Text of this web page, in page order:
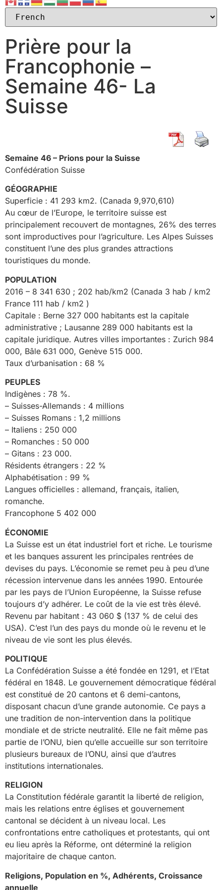
Prière pour la
Francophonie –
Semaine 46- La
Suisse
Semaine 46 – Prions pour la Suisse
Confédération Suisse
GÉOGRAPHIE
Superficie : 41 293 km2. (Canada 9,970,610)
Au cœur de l’Europe, le territoire suisse est
principalement recouvert de montagnes, 26% des terres
sont improductives pour l’agriculture. Les Alpes Suisses
constituent l’une des plus grandes attractions
touristiques du monde.
POPULATION
2016 – 8 341 630 ; 202 hab/km2 (Canada 3 hab / km2
France 111 hab / km2 )
Capitale : Berne 327 000 habitants est la capitale
administrative ; Lausanne 289 000 habitants est la
capitale juridique. Autres villes importantes : Zurich 984
000, Bâle 631 000, Genève 515 000.
Taux d’urbanisation : 68 %
PEUPLES
Indigènes : 78 %.
– Suisses-Allemands : 4 millions
– Suisses Romans : 1,2 millions
– Italiens : 250 000
– Romanches : 50 000
– Gitans : 23 000.
Résidents étrangers : 22 %
Alphabétisation : 99 %
Langues officielles : allemand, français, italien,
romanche.
Francophone 5 402 000
ÉCONOMIE
La Suisse est un état industriel fort et riche. Le tourisme
et les banques assurent les principales rentrées de
devises du pays. L’économie se remet peu à peu d’une
récession intervenue dans les années 1990. Entourée
par les pays de l’Union Européenne, la Suisse refuse
toujours d’y adhérer. Le coût de la vie est très élevé.
Revenu par habitant : 43 060 $ (137 % de celui des
USA). C’est l’un des pays du monde où le revenu et le
niveau de vie sont les plus élevés.
POLITIQUE
La Confédération Suisse a été fondée en 1291, et l’Etat
fédéral en 1848. Le gouvernement démocratique fédéral
est constitué de 20 cantons et 6 demi-cantons,
disposant chacun d’une grande autonomie. Ce pays a
une tradition de non-intervention dans la politique
mondiale et de stricte neutralité. Elle ne fait même pas
partie de l’ONU, bien qu’elle accueille sur son territoire
plusieurs bureaux de l’ONU, ainsi que d’autres
institutions internationales.
RELIGION
La Constitution fédérale garantit la liberté de religion,
mais les relations entre églises et gouvernement
cantonal se décident à un niveau local. Les
confrontations entre catholiques et protestants, qui ont
eu lieu après la Réforme, ont déterminé la religion
majoritaire de chaque canton.
Religions, Population en %, Adhérents, Croissance
annuelle